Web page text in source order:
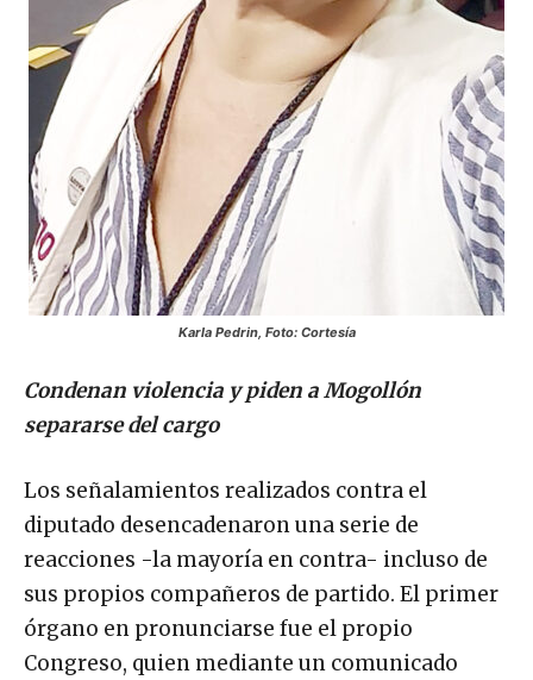
Karla Pedrin, Foto: Cortesía
Condenan violencia y piden a Mogollón
separarse del cargo
Los señalamientos realizados contra el
diputado desencadenaron una serie de
reacciones -la mayoría en contra- incluso de
sus propios compañeros de partido. El primer
órgano en pronunciarse fue el propio
Congreso, quien mediante un comunicado